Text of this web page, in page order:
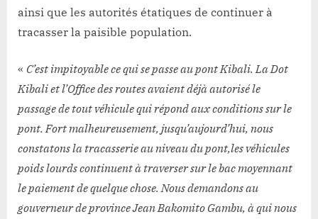
ainsi que les autorités étatiques de continuer à
tracasser la paisible population.
« C’est impitoyable ce qui se passe au pont Kibali. La Dot
Kibali et l’Office des routes avaient déjà autorisé le
passage de tout véhicule qui répond aux conditions sur le
pont. Fort malheureusement, jusqu’aujourd’hui, nous
constatons la tracasserie au niveau du pont,les véhicules
poids lourds continuent à traverser sur le bac moyennant
le paiement de quelque chose. Nous demandons au
gouverneur de province Jean Bakomito Gambu, à qui nous